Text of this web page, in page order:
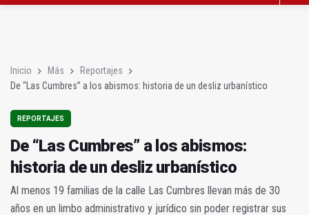
Inicio Más
Reportajes
De “Las Cumbres” a los abismos: historia de un desliz urbanístico
REPORTAJES
De “Las Cumbres” a los abismos:
historia de un desliz urbanístico
Al menos 19 familias de la calle Las Cumbres llevan más de 30
años en un limbo administrativo y jurídico sin poder registrar sus